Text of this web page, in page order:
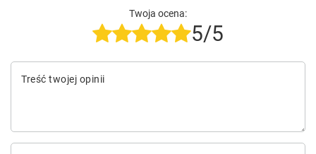
Twoja ocena:
5/5
Treść twojej opinii